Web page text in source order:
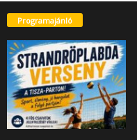
Programajánló